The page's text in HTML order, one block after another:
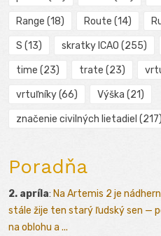
Range (18) Route (14)
S (13) skratky ICAO (255)
time (23) trate (23)
vrtuľníky(66) Výška (21)
značenie civilných lietadiel (217)
Poradňa
2. apríla: Na Artemis 2 je
stále žije ten starý ľudský sen —
na oblohu a ...